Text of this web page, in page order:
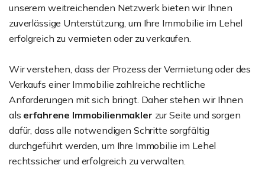
unserem weitreichenden Netzwerk bieten wir Ihnen
zuverlässige Unterstützung, um Ihre Immobilie im Lehel
erfolgreich zu vermieten oder zu verkaufen.
Wir verstehen, dass der Prozess der Vermietung oder des
Verkaufs einer Immobilie zahlreiche rechtliche
Anforderungen mit sich bringt. Daher stehen wir Ihnen
als erfahrene Immobilienmakler zur Seite und sorgen
dafür, dass alle notwendigen Schritte sorgfältig
durchgeführt werden, um Ihre Immobilie im Lehel
rechtssicher und erfolgreich zu verwalten.